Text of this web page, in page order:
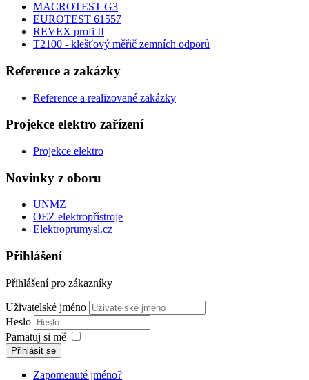
MACROTEST G3
EUROTEST 61557
REVEX profi II
T2100 - klešťový měřič zemních odporů
Reference a zakázky
Reference a realizované zakázky
Projekce elektro zařízení
Projekce elektro
Novinky z oboru
UNMZ
OEZ elektropřístroje
Elektroprumysl.cz
Přihlášení
Přihlášení pro zákazníky
Uživatelské jméno
Heslo
Pamatuj si mě
Přihlásit se
Zapomenuté jméno?